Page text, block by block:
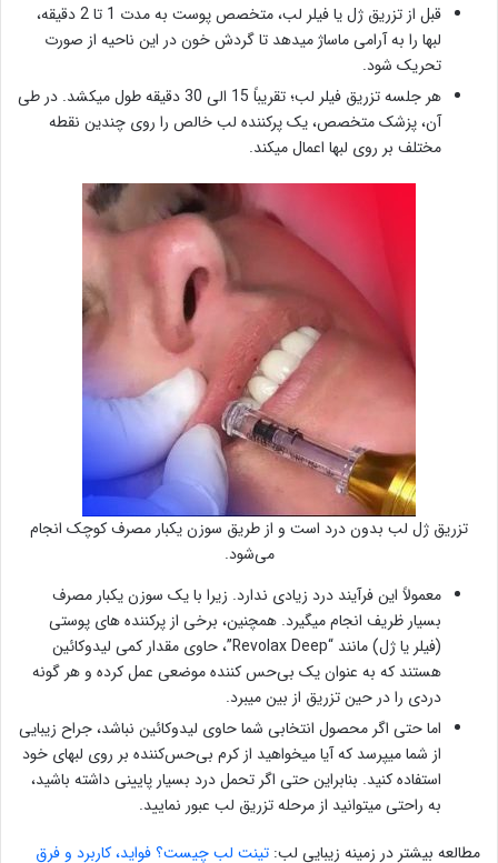
قبل از تزریق ژل یا فیلر لب، متخصص پوست به مدت 1 تا 2 دقیقه،
لبها را به آرامی ماساژ میدهد تا گردش خون در این ناحیه از صورت
تحریک شود.
هر جلسه تزریق فیلر لب؛ تقریباً 15 الی 30 دقیقه طول میکشد. در طی
آن، پزشک متخصص، یک پرکننده لب خالص را روی چندین نقطه
مختلف بر روی لبها اعمال میکند.
تزریق ژل لب بدون درد است و از طریق سوزن یکبار مصرف کوچک انجام
می‌شود.
معمولاً این فرآیند درد زیادی ندارد. زیرا با یک سوزن یکبار مصرف
بسیار ظریف انجام میگیرد. همچنین، برخی از پرکننده ‌های پوستی
(فیلر یا ژل) مانند “Revolax Deep”، حاوی مقدار کمی لیدوکائین
هستند که به عنوان یک بی‌حس کننده موضعی عمل کرده و هر گونه
دردی را در حین تزریق از بین میبرد.
اما حتی اگر محصول انتخابی شما حاوی لیدوکائین نباشد، جراح زیبایی
از شما میپرسد که آیا میخواهید از کرم بی‌حس‌کننده بر روی لبهای خود
استفاده کنید. بنابراین حتی اگر تحمل درد بسیار پایینی داشته باشید،
به راحتی میتوانید از مرحله تزریق لب عبور نمایید.
مطالعه بیشتر در زمینه زیبایی لب: تینت لب چیست؟ فواید، کاربرد و فرق